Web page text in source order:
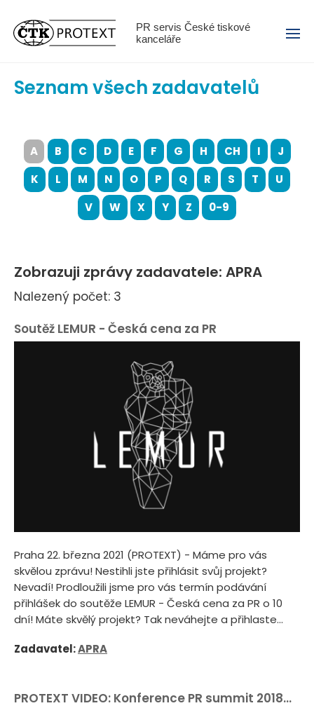
PR servis České tiskové
kanceláře
Menu
Seznam všech zadavatelů
A B C D E F G H CH I
J
K
L M N O P Q R S T
U
V
W X Y Z 0-9
Zobrazuji zprávy zadavatele: APRA
Nalezený počet: 3
Soutěž LEMUR - Česká cena za PR
Praha 22. března 2021 (PROTEXT) - Máme pro vás
skvělou zprávu! Nestihli jste přihlásit svůj projekt?
Nevadí! Prodloužili jsme pro vás termín podávání
přihlášek do soutěže LEMUR - Česká cena za PR o 10
dní! Máte skvělý projekt? Tak neváhejte a přihlaste...
Zadavatel:APRA
PROTEXT VIDEO: Konference PR summit 2018...